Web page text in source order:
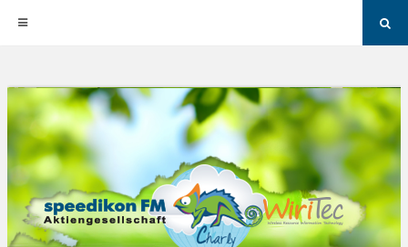
content